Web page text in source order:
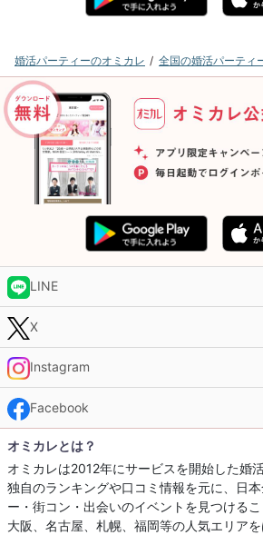
婚活パーティーのオミカレ 全国の婚活パーティ
LINE
X
Instagram
Facebook
オミカレとは？
オミカレは2012年にサービスを開始した婚
独自のランキングや口コミ情報を元に、日
ー・街コン・出会いのイベントを見つけるこ
大阪、名古屋、札幌、福岡等の人気エリア